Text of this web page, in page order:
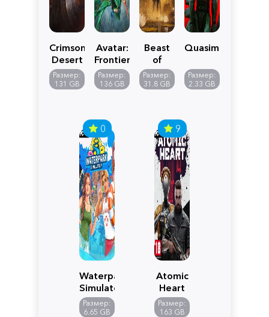
Crimson
Desert
Размер:
131 GB
Avatar:
Frontiers
of
Pandora
Размер:
136 GB
Beast
of
Reincarnation
Размер:
31.8 GB
Quasimorph
Размер:
2.33 GB
0
Waterpark
Simulator
Размер:
6.65 GB
9
Atomic
Heart
Размер:
163 GB